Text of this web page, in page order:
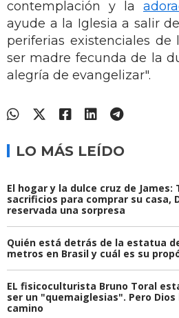
contemplación y la
ayude a la Iglesia a salir
periferias existenciales de
ser madre fecunda de la
alegría de evangelizar".
LO MÁS LEÍDO
El hogar y la dulce cruz de James:
sacrificios para comprar su casa,
reservada una sorpresa
Quién está detrás de la estatua
metros en Brasil y cuál es su
EL fisicoculturista Bruno Toral
ser un "quemaiglesias". Pero Dios
camino